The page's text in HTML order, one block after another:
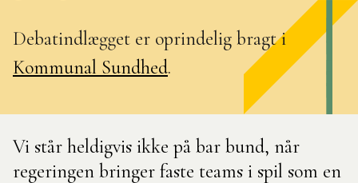
Debatindlægget er oprindelig bragt i
Kommunal Sundhed.
Vi står heldigvis ikke på bar bund, når
regeringen bringer faste teams i spil som en
Formidler- og